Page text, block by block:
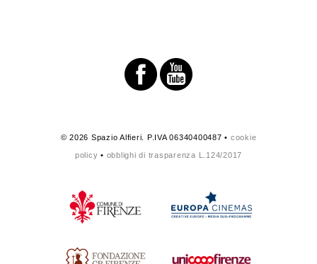
© 2026 Spazio Alfieri. P.IVA 06340400487 • cookie
policy • obblighi di trasparenza L.124/2017